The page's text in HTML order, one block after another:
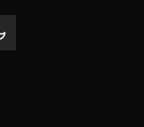
le thème